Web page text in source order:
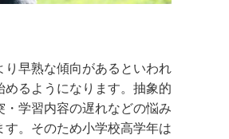
早熟な傾向があるといわれ
るようになります。抽象的
学習内容の遅れなどの悩み
。そのため小学校高学年は